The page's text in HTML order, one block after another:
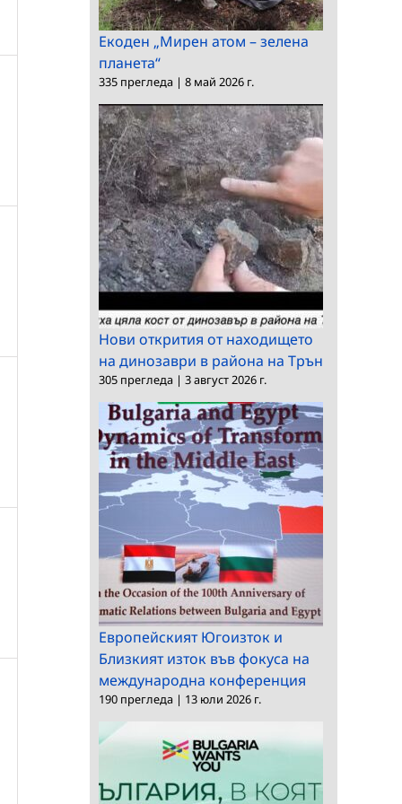
Екоден „Мирен атом – зелена
планета“
335 прегледа | 8 май 2026 г.
Нови открития от находището
на динозаври в района на Трън
305 прегледа | 3 август 2026 г.
Европейският Югоизток и
Близкият изток във фокуса на
международна конференция
190 прегледа | 13 юли 2026 г.